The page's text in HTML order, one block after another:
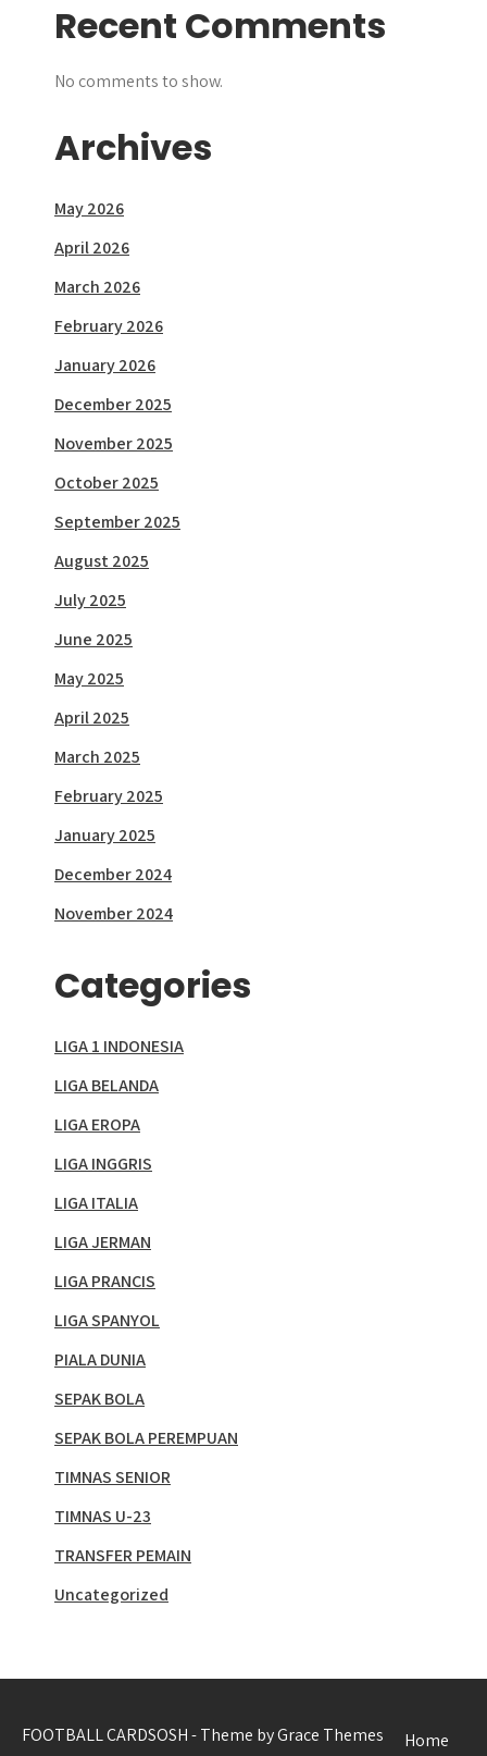
Recent Comments
No comments to show.
Archives
May 2026
April 2026
March 2026
February 2026
January 2026
December 2025
November 2025
October 2025
September 2025
August 2025
July 2025
June 2025
May 2025
April 2025
March 2025
February 2025
January 2025
December 2024
November 2024
Categories
LIGA 1 INDONESIA
LIGA BELANDA
LIGA EROPA
LIGA INGGRIS
LIGA ITALIA
LIGA JERMAN
LIGA PRANCIS
LIGA SPANYOL
PIALA DUNIA
SEPAK BOLA
SEPAK BOLA PEREMPUAN
TIMNAS SENIOR
TIMNAS U-23
TRANSFER PEMAIN
Uncategorized
FOOTBALL CARDSOSH - Theme by Grace Themes Home